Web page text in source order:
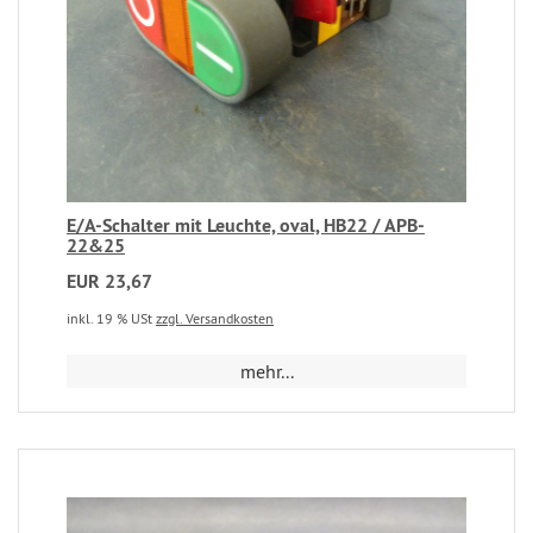
E/A-Schalter mit Leuchte, oval, HB22 / APB-
22&25
EUR 23,67
inkl. 19 % USt zzgl. Versandkosten
mehr...